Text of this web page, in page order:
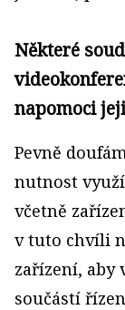
Některé
napomoci
Pevně
nutnost
včetně
v tuto chvíli
zařízení, aby
součástí